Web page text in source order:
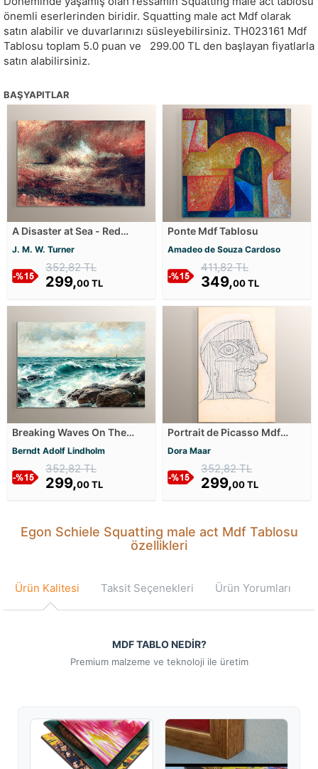
önemli eserlerinden biridir. Squatting male act Mdf olarak
satın alabilir ve duvarlarınızı süsleyebilirsiniz. TH023161 Mdf
Tablosu toplam 5.0 puan ve 299.00 TL den başlayan fiyatlarla
satın alabilirsiniz.
BAŞYAPITLAR
A Disaster at Sea - Red
J. M. W. Turner
352,82 TL
299,00 TL
Ponte Mdf Tablosu
Amadeo de Souza Cardoso
411,82 TL
349,00 TL
Breaking Waves On The
Beach Mdf Tablosu
Berndt Adolf Lindholm
352,82 TL
299,00 TL
Portrait de Picasso Mdf
Dora Maar
352,82 TL
299,00 TL
Egon Schiele Squatting male act Mdf Tablosu
özellikleri
Ürün Kalitesi Taksit Seçenekleri Ürün Yorumları
MDF TABLO NEDİR?
Premium malzeme ve teknoloji ile üretim